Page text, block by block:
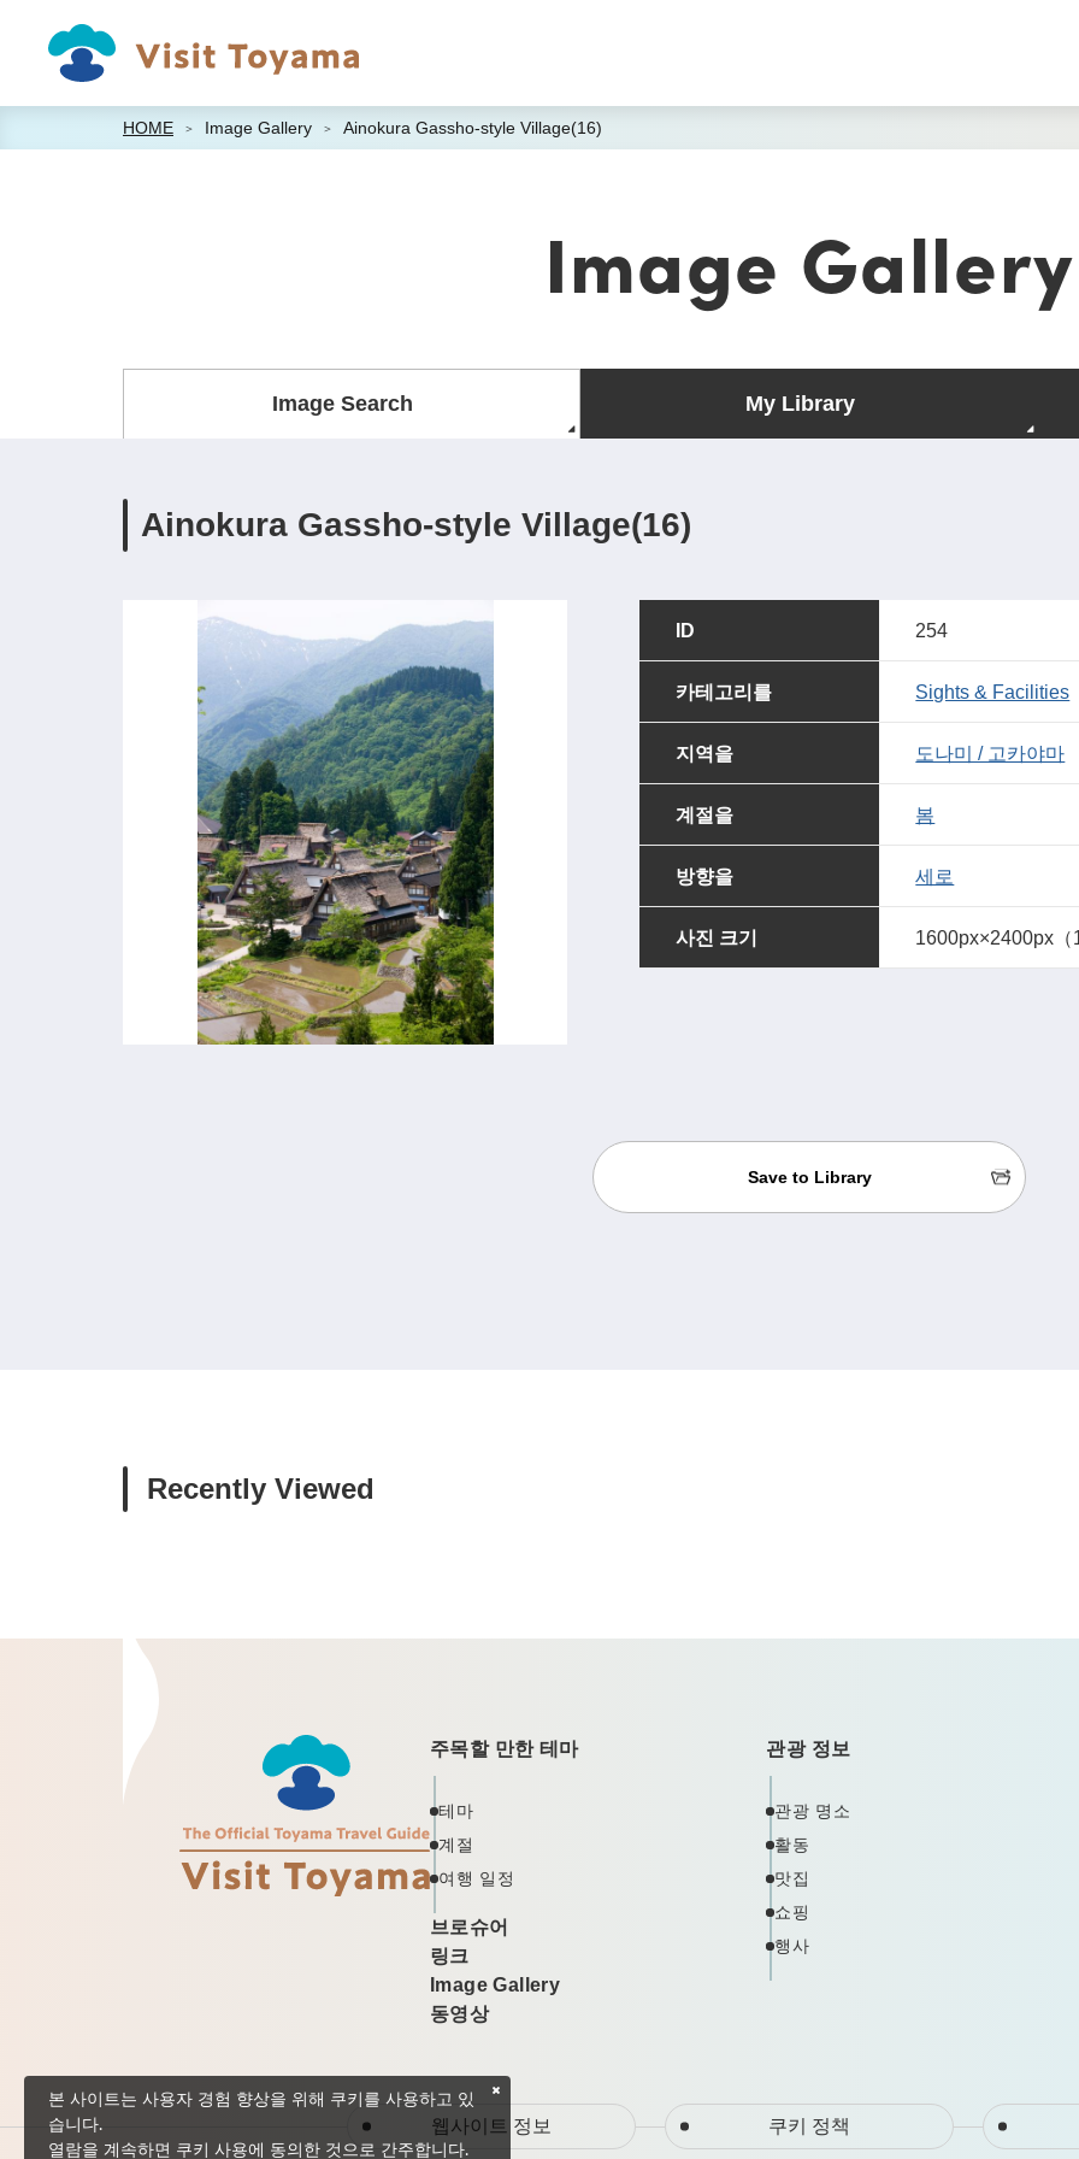
HOME Image Gallery Ainokura Gassho-style Village(16)
Image Gallery
Image Search My Library
Ainokura Gassho-style Village(16)
ID 254
카테고리를 Sights & Facilities
지역을 도나미 / 고카야마
계절을 봄
방향을 세로
사진 크기 1600px×2400px（
Save to Library
Recently Viewed
주목할 만한 테마
테마
계절
여행 일정
브로슈어
링크
Image Gallery
동영상
관광 정보
관광 명소
활동
맛집
쇼핑
행사
웹사이트 정보 쿠키 정책
본 사이트는 사용자 경험 향상을 위해 쿠키를 사용하고 있
습니다.
열람을 계속하면 쿠키 사용에 동의한 것으로 간주합니다.